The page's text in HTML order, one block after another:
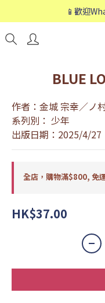
📱歡迎
📱歡迎
❤️會員專享：
BLUE
作者：金城 宗幸／ノ
系列別： 少年
出版日期：2025/4/27
全店，購物滿$800, 免
HK$37.00